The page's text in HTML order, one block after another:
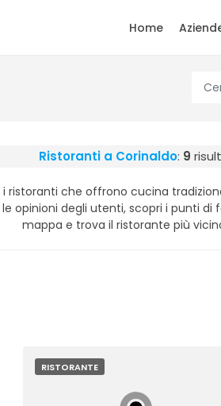
Home
Ristoranti a Corinaldo: 9
i ristoranti che offrono cucina
opinioni degli utenti, scopri i punti di
mappa e trova il ristorante più
RISTORANTE